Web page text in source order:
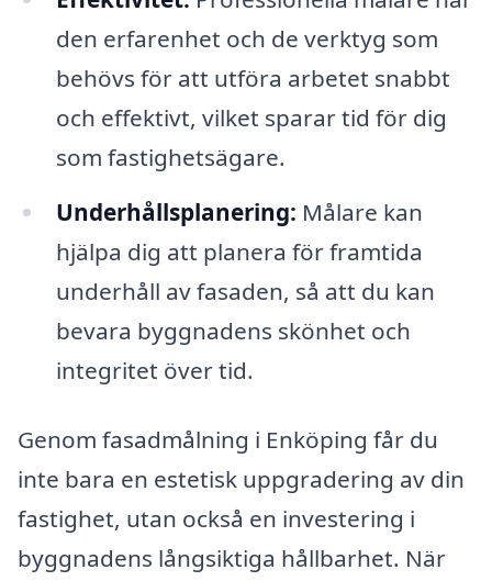
den erfarenhet och de verktyg som
behövs för att utföra arbetet snabbt
och effektivt, vilket sparar tid för dig
som fastighetsägare.
Underhållsplanering: Målare kan
hjälpa dig att planera för framtida
underhåll av fasaden, så att du kan
bevara byggnadens skönhet och
integritet över tid.
Genom fasadmålning i Enköping får du
inte bara en estetisk uppgradering av din
fastighet, utan också en investering i
byggnadens långsiktiga hållbarhet. När